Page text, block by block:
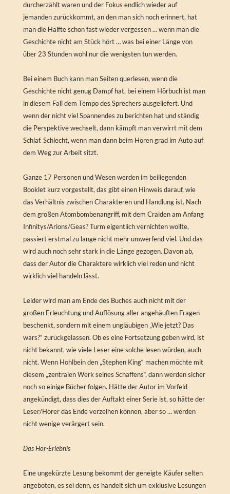
durcherzählt waren und der Fokus endlich wieder auf
jemanden zurückkommt, an den man sich noch erinnert, hat
man die Hälfte schon fast wieder vergessen … wenn man die
Geschichte nicht am Stück hört … was bei einer Länge von
über 23 Stunden wohl nur die wenigsten tun werden.
Bei einem Buch kann man Seiten querlesen, wenn die
Geschichte nicht genug Dampf hat, bei einem Hörbuch ist man
in diesem Fall dem Tempo des Sprechers ausgeliefert. Und
wenn der nicht viel Spannendes zu berichten hat und ständig
die Perspektive wechselt, dann kämpft man verwirrt mit dem
Schlaf. Schlecht, wenn man dann beim Hören grad im Auto auf
dem Weg zur Arbeit sitzt.
Ganze 17 Personen und Wesen werden im beiliegenden
Booklet kurz vorgestellt, das gibt einen Hinweis darauf, wie
das Verhältnis zwischen Charakteren und Handlung ist. Nach
dem großen Atombombenangriff, mit dem Craiden am Anfang
Infinitys/Arions/Geas? Turm eigentlich vernichten wollte,
passiert erstmal zu lange nicht mehr umwerfend viel. Und das
wird auch noch sehr stark in die Länge gezogen. Davon ab,
dass der Autor die Charaktere wirklich viel reden und nicht
wirklich viel handeln lässt.
Leider wird man am Ende des Buches auch nicht mit der
großen Erleuchtung und Auflösung aller angehäuften Fragen
beschenkt, sondern mit einem ungläubigen „Wie jetzt? Das
wars?“ zurückgelassen. Ob es eine Fortsetzung geben wird, ist
nicht bekannt, wie viele Leser eine solche lesen würden, auch
nicht. Wenn Hohlbein den „Stephen King“ machen möchte mit
diesem „zentralen Werk seines Schaffens“, dann werden sicher
noch so einige Bücher folgen. Hätte der Autor im Vorfeld
angekündigt, dass dies der Auftakt einer Serie ist, so hätte der
Leser/Hörer das Ende verzeihen können, aber so … werden
nicht wenige verärgert sein.
Das Hör-Erlebnis
Eine ungekürzte Lesung bekommt der geneigte Käufer selten
angeboten, es sei denn, es handelt sich um exklusive Lesungen